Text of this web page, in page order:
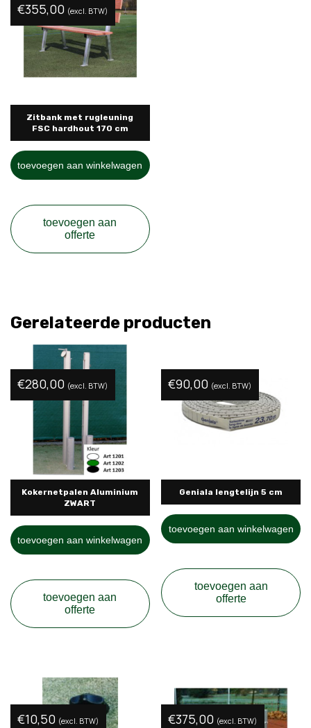
Zitbank met rugleuning
FSC hardhout 170 cm
€355,00 (excl. BTW)
toevoegen aan winkelwagen
toevoegen aan
offerte
Gerelateerde producten
Kokernetpalen Aluminium
ZWART
€280,00 (excl. BTW)
toevoegen aan winkelwagen
toevoegen aan
offerte
Geniala lengtelijn 5 cm
€90,00 (excl. BTW)
toevoegen aan winkelwagen
toevoegen aan
offerte
€10,50 (excl. BTW) €375,00 (excl. BTW)